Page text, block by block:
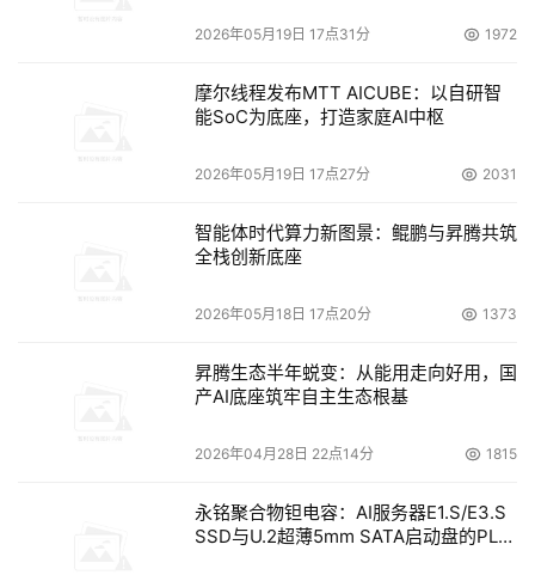
理提供了各种工具，从数据保护到业务连续性，减轻了复杂
管理所带来的负担，并满足企业各种异构平台的需求。在存
储的基础上，VERITAS“效用计算”的产品线延伸到了诸如应
用性能管理、自动化IT服务评估等领域，不仅将存储的应用
变得如同按需使用水、电一样轻松自如，而且将帮助企业的
IT系统逐步向基础设施迈进。
在存储方面，VERITAS的NetBackup为大型的UNIX、
据保护，其基于磁盘的独特技术可以实现目前最快的数据备
异构环境下的存储利用率，可灵活管理跨存储设备的多种操
Volume Replicator提供同步和异步数据复制功能，通过镜
2026年05月19日 17点31分 1972
摩尔线程发布MTT AICUBE：以自研智
能SoC为底座，打造家庭AI中枢
2026年05月19日 17点27分 2031
智能体时代算力新图景：鲲鹏与昇腾共筑
全栈创新底座
2026年05月18日 17点20分 1373
昇腾生态半年蜕变：从能用走向好用，国
产AI底座筑牢自主生态根基
2026年04月28日 22点14分 1815
永铭聚合物钽电容：AI服务器E1.S/E3.S
SSD与U.2超薄5mm SATA启动盘的PLP